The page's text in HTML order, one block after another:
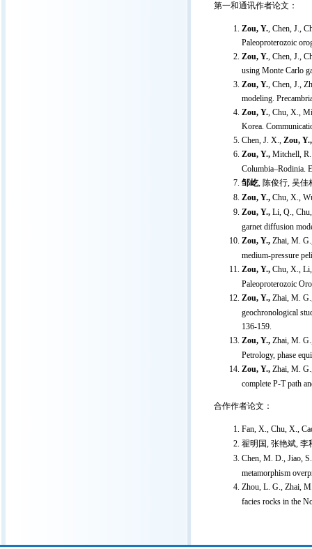
第一和通讯作者论文：
Zou, Y., Chen, J.,
Paleoproterozoic
Zou, Y., Chen, J.,
using Monte Carlo
Zou, Y., Chen, J.,
modeling.
Zou, Y., Chu, X.,
Korea.
Chen, J. X., Zou,
Zou, Y., Mitchell,
Columbia–Rodinia.
邹屹, 陈俊行, 吴佳
Zou, Y., Chu, X.,
Zou, Y., Li, Q.,
garnet diffusion
Zou, Y., Zhai, M.
medium-pressure
Zou, Y., Chu, X.,
Paleoproterozoic
Zou, Y., Zhai, M.
geochronological
136-159.
Zou, Y., Zhai, M.
Petrology, phase
Zou, Y., Zhai, M.
complete P-T path
合作作者论文：
Fan, X., Chu, X.,
翟明国, 张艳斌, 李
Chen, M. D., Jiao,
metamorphism
Zhou, L. G., Zhai,
facies rocks in the